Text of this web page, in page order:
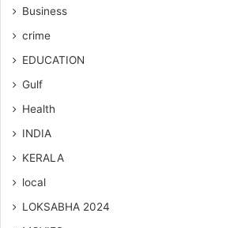
Business
crime
EDUCATION
Gulf
Health
INDIA
KERALA
local
LOKSABHA 2024